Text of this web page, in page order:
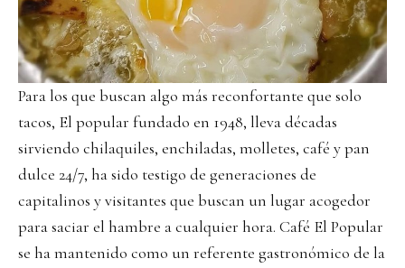
Para los que buscan algo más reconfortante que solo
tacos, El popular fundado en 1948, lleva décadas
sirviendo chilaquiles, enchiladas, molletes, café y pan
dulce 24/7, ha sido testigo de generaciones de
capitalinos y visitantes que buscan un lugar acogedor
para saciar el hambre a cualquier hora. Café El Popular
se ha mantenido como un referente gastronómico de la